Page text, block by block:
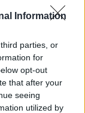
Information
parties, or
for
opt-out
that after your
seeing
utilized by
református